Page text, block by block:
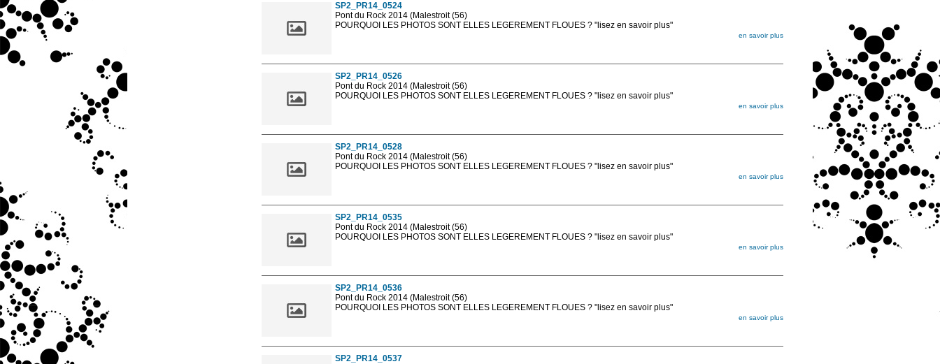
SP2_PR14_0524
Pont du Rock 2014 (Malestroit (56)
POURQUOI LES PHOTOS SONT ELLES LEGEREMENT FLOUES ? "lisez en savoir plus"
en savoir plus
SP2_PR14_0526
Pont du Rock 2014 (Malestroit (56)
POURQUOI LES PHOTOS SONT ELLES LEGEREMENT FLOUES ? "lisez en savoir plus"
en savoir plus
SP2_PR14_0528
Pont du Rock 2014 (Malestroit (56)
POURQUOI LES PHOTOS SONT ELLES LEGEREMENT FLOUES ? "lisez en savoir plus"
en savoir plus
SP2_PR14_0535
Pont du Rock 2014 (Malestroit (56)
POURQUOI LES PHOTOS SONT ELLES LEGEREMENT FLOUES ? "lisez en savoir plus"
en savoir plus
SP2_PR14_0536
Pont du Rock 2014 (Malestroit (56)
POURQUOI LES PHOTOS SONT ELLES LEGEREMENT FLOUES ? "lisez en savoir plus"
en savoir plus
SP2_PR14_0537